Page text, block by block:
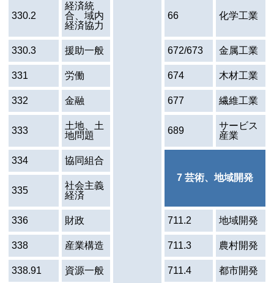
330.2
経済統
合、域内
経済協力
66 化学工業
330.3 援助一般 672/673 金属工業
331 労働 674 木材工業
332 金融 677 繊維工業
333
土地、土
地問題
689
サービス
産業
334
協同組合
7 芸術、地域開発
335
社会主義
経済
336 財政 711.2 地域開発
338 産業構造 711.3 農村開発
338.91 資源一般 711.4 都市開発